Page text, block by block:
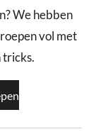
We hebben
vol met
tricks.